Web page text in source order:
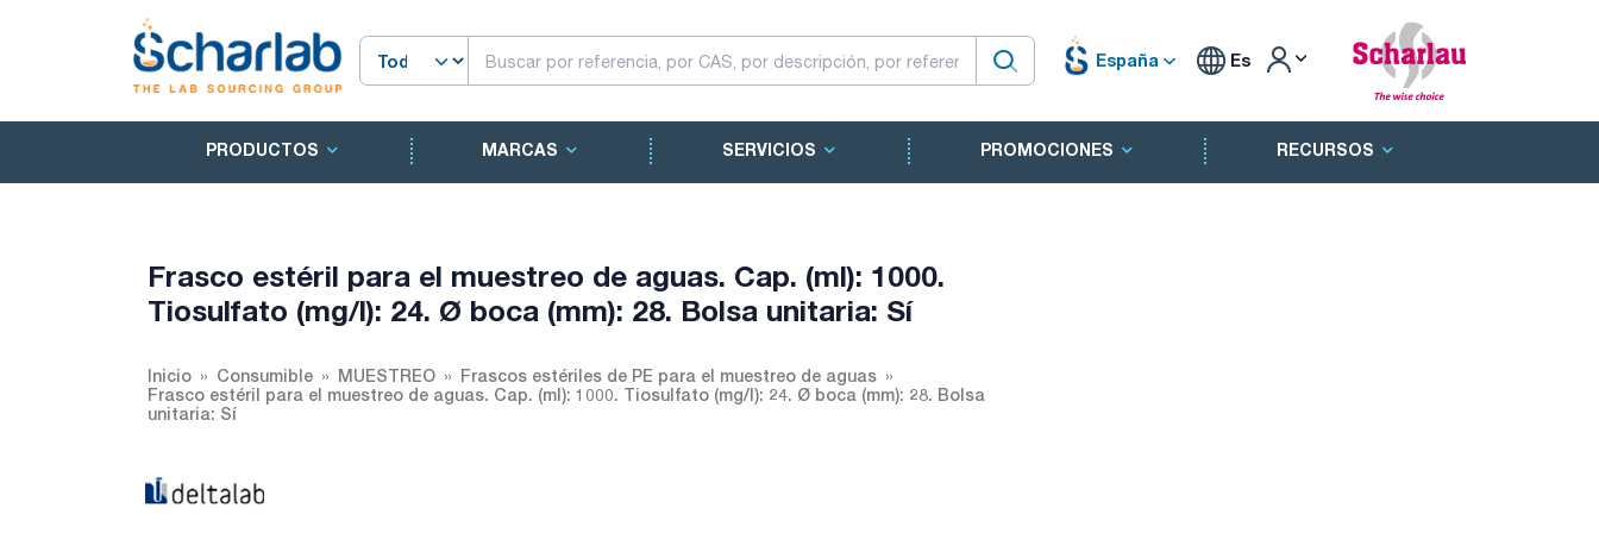
España Es
PRODUCTOS MARCAS SERVICIOS PROMOCIONES RECURSOS
Frasco estéril para el muestreo de aguas. Cap. (ml): 1000.
Tiosulfato (mg/l): 24. Ø boca (mm): 28. Bolsa unitaria: Sí
Inicio Consumible MUESTREO
Frascos estériles de PE para el muestreo de aguas
Frasco estéril para el muestreo de aguas. Cap. (ml): 1000. Tiosulfato (mg/l): 24. Ø boca (mm): 28. Bolsa
unitaria: Sí